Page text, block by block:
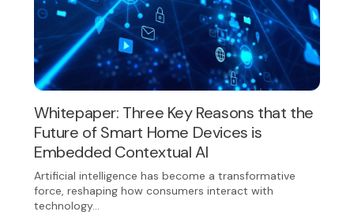
Whitepaper: Three Key Reasons that the
Future of Smart Home Devices is
Embedded Contextual AI
Artificial intelligence has become a transformative
force, reshaping how consumers interact with
technology...